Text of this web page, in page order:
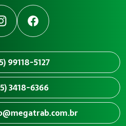
InstagramFacebook
99118-5127
3418-6366